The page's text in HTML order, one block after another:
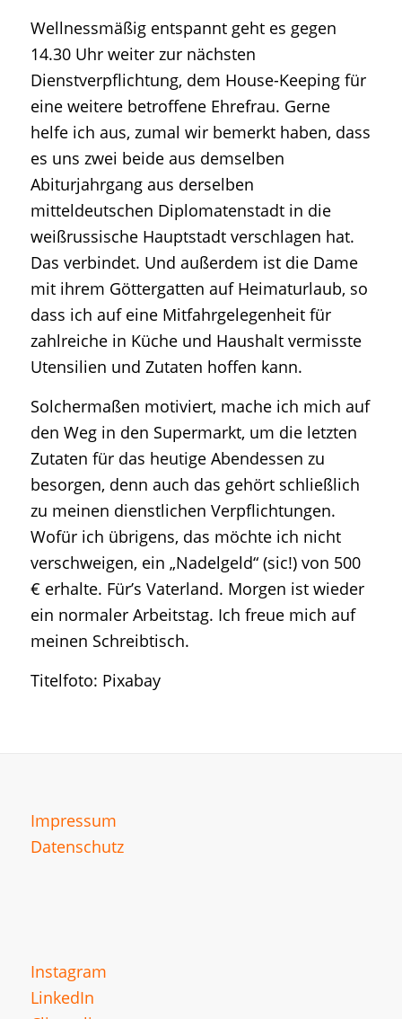
Wellnessmäßig entspannt geht es gegen
14.30 Uhr weiter zur nächsten
Dienstverpflichtung, dem House-Keeping für
eine weitere betroffene Ehrefrau. Gerne
helfe ich aus, zumal wir bemerkt haben, dass
es uns zwei beide aus demselben
Abiturjahrgang aus derselben
mitteldeutschen Diplomatenstadt in die
weißrussische Hauptstadt verschlagen hat.
Das verbindet. Und außerdem ist die Dame
mit ihrem Göttergatten auf Heimaturlaub, so
dass ich auf eine Mitfahrgelegenheit für
zahlreiche in Küche und Haushalt vermisste
Utensilien und Zutaten hoffen kann.
Solchermaßen motiviert, mache ich mich auf
den Weg in den Supermarkt, um die letzten
Zutaten für das heutige Abendessen zu
besorgen, denn auch das gehört schließlich
zu meinen dienstlichen Verpflichtungen.
Wofür ich übrigens, das möchte ich nicht
verschweigen, ein „Nadelgeld“ (sic!) von 500
€ erhalte. Für’s Vaterland. Morgen ist wieder
ein normaler Arbeitstag. Ich freue mich auf
meinen Schreibtisch.
Titelfoto: Pixabay
Impressum
Datenschutz
Instagram
LinkedIn